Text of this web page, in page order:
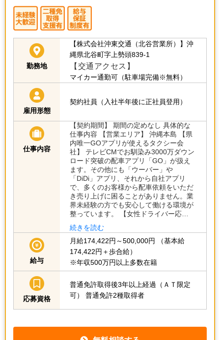
勤務地
【株式会社沖東交通（北谷営業所）】沖
縄県北谷町字上勢頭839-1
【交通アクセス】
マイカー通勤可（駐車場完備※無料）
雇用形態
契約社員（入社半年後に正社員登用）
仕事内容
【契約期間】 期間の定めなし 具体的な
仕事内容 【営業エリア】 沖縄本島 【県
内唯一GOアプリが使えるタクシー会
社】 テレビCMでお馴染み3000万ダウン
ロード突破の配車アプリ「GO」が扱え
ます。その他にも「ウーバー」や
「DiDi」アプリ、それから自社アプリ
で、多くのお客様から配車依頼をいただ
き売り上げに困ることがありません。業
界未経験の方でも安心して働ける環境が
整っています。 【女性ドライバー応…
続きを読む
給与
月給174,422円～500,000円（基本給
174,422円＋歩合給）
※年収500万円以上多数在籍